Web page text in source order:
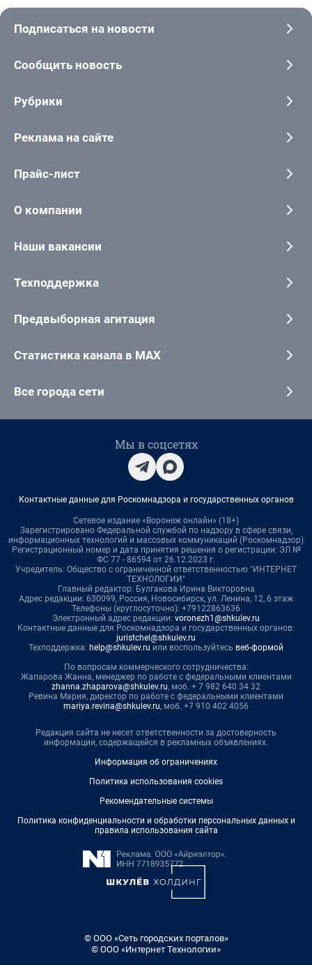
Подписаться на новости
Сообщить новость
Рубрики
Реклама на сайте
Прайс-лист
О компании
Наши вакансии
Техподдержка
Предвыборная агитация
Статистика канала в MAX
Все города сети
Мы в соцсетях
Контактные данные для Роскомнадзора и государственных органов
Сетевое издание «Воронеж онлайн» (18+)
Зарегистрировано Федеральной службой по надзору в сфере связи,
информационных технологий и массовых коммуникаций (Роскомнадзор)
Регистрационный номер и дата принятия решения о регистрации: ЭЛ №
ФС 77 - 86594 от 26.12.2023 г.
Учредитель: Общество с ограниченной ответственностью "ИНТЕРНЕТ
ТЕХНОЛОГИИ"
Главный редактор: Булгакова Ирина Викторовна
Адрес редакции: 630099, Россия, Новосибирск, ул. Ленина, 12, 6 этаж
Телефоны (круглосуточно): +79122863636
Электронный адрес редакции: voronezh1@shkulev.ru
Контактные данные для Роскомнадзора и государственных органов:
juristchel@shkulev.ru
Техподдержка: help@shkulev.ru или воспользуйтесь веб-формой
По вопросам коммерческого сотрудничества:
Жапарова Жанна, менеджер по работе с федеральными клиентами
zhanna.zhaparova@shkulev.ru, моб. + 7 982 640 34 32
Ревина Мария, директор по работе с федеральными клиентами
mariya.revina@shkulev.ru, моб. +7 910 402 4056
Редакция сайта не несет ответственности за достоверность
информации, содержащейся в рекламных объявлениях.
Информация об ограничениях
Политика использования cookies
Рекомендательные системы
Политика конфиденциальности и обработки персональных данных и
правила использования сайта
© ООО «Сеть городских порталов»
© ООО «Интернет Технологии»